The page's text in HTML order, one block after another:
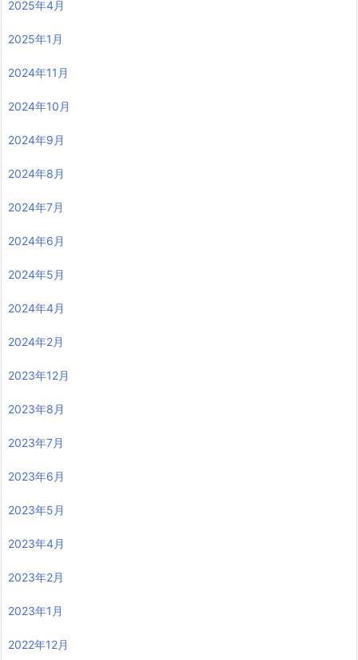
2025年4月
2025年1月
2024年11月
2024年10月
2024年9月
2024年8月
2024年7月
2024年6月
2024年5月
2024年4月
2024年2月
2023年12月
2023年8月
2023年7月
2023年6月
2023年5月
2023年4月
2023年2月
2023年1月
2022年12月